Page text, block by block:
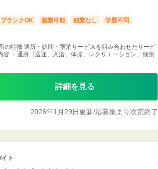
ブランクOK 副業可能 残業なし
学歴不問
特徴 通所・訪問・宿泊サービスを組み合わせたサービ
・通所（送迎、入浴、体操、レクリエーション、個別
詳細を見る
2026年1月29日更新/応募集まり次第終了
ト